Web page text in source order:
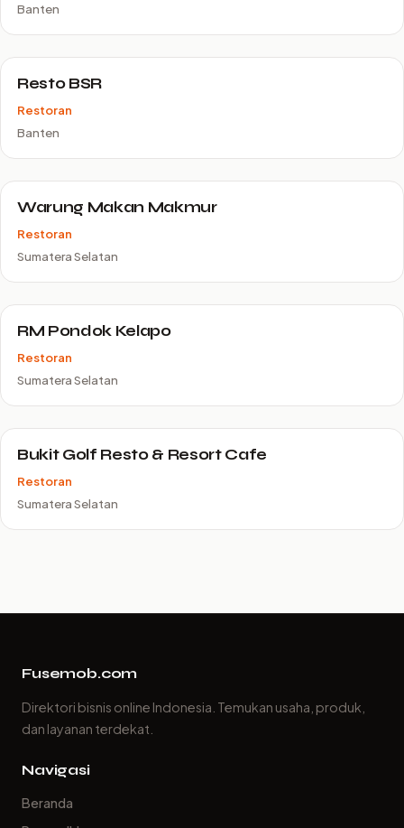
Banten
Resto BSR
Restoran
Banten
Warung Makan Makmur
Restoran
Sumatera Selatan
RM Pondok Kelapo
Restoran
Sumatera Selatan
Bukit Golf Resto & Resort Cafe
Restoran
Sumatera Selatan
Fusemob.com
Direktori bisnis online Indonesia. Temukan usaha, produk,
dan layanan terdekat.
Navigasi
Beranda